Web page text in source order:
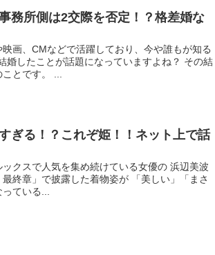
務所側は2交際を否定！？格差婚な
画、CMなどで活躍しており、今や誰もが知る
婚したことが話題になっていますよね？ その結
とです。 ...
る！？これぞ姫！！ネット上で話
クスで人気を集め続けている女優の 浜辺美波
終章」で披露した着物姿が 「美しい」「まさ
ている...